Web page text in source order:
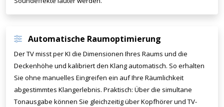
Automatische Raumoptimierung
Der TV misst per KI die Dimensionen Ihres Raums und die
Deckenhöhe und kalibriert den Klang automatisch. So erhalten
Sie ohne manuelles Eingreifen ein auf Ihre Räumlichkeit
abgestimmtes Klangerlebnis. Praktisch: Über die simultane
Tonausgabe können Sie gleichzeitig über Kopfhörer und TV-